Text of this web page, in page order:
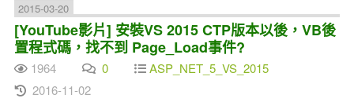
2015-03-20
[YouTube影片] 安裝VS 2015 CTP版本以後，VB後
置程式碼，找不到 Page_Load事件?
1964 0
ASP_NET_5_VS_2015
2016-11-02